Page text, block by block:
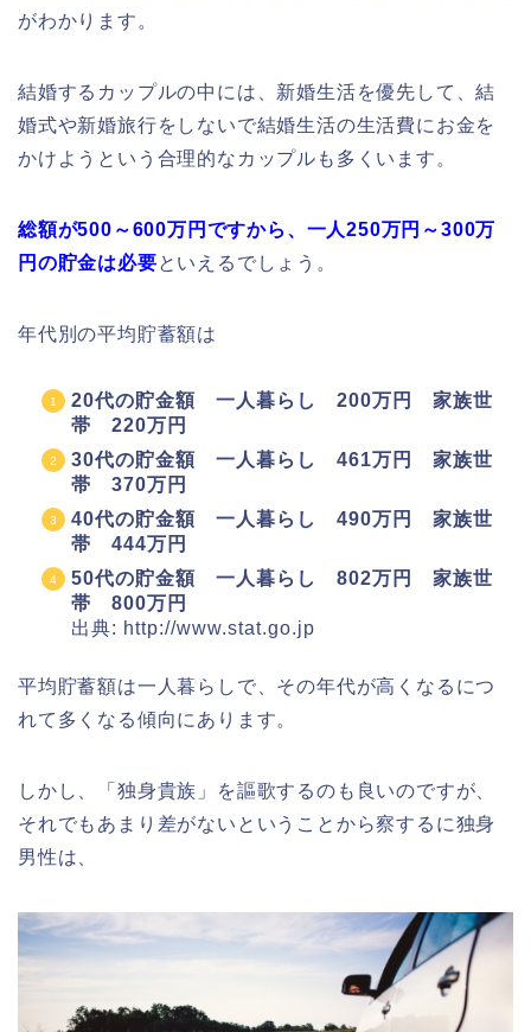
がわかります。
結婚するカップルの中には、新婚生活を優先して、結
婚式や新婚旅行をしないで結婚生活の生活費にお金を
かけようという合理的なカップルも多くいます。
総額が500～600万円ですから、 一人250万円～300万
円の貯金は必要といえるでしょう。
年代別の平均貯蓄額は
20代の貯金額 一人暮らし 200万円 家族世
帯 220万円
30代の貯金額 一人暮らし 461万円 家族世
帯 370万円
40代の貯金額 一人暮らし 490万円 家族世
帯 444万円
50代の貯金額 一人暮らし 802万円 家族世
帯 800万円
出典: http://www.stat.go.jp
平均貯蓄額は一人暮らしで、その年代が高くなるにつ
れて多くなる傾向にあります。
しかし、「独身貴族」を謳歌するのも良いのですが、
それでもあまり差がないということから察するに独身
男性は、